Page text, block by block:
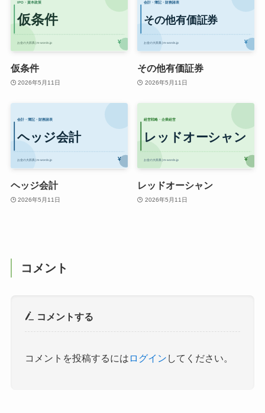
仮条件
2026年5月11日
その他有価証券
2026年5月11日
ヘッジ会計
2026年5月11日
レッドオーシャン
2026年5月11日
コメント
コメントする
コメントを投稿するには ログイン してください。